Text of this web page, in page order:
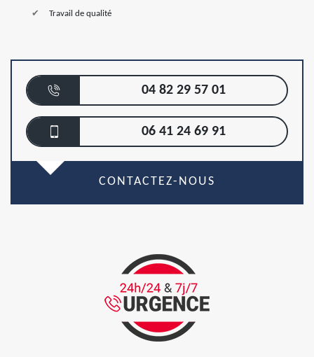
Travail de qualité
04 82 29 57 01
06 41 24 69 91
CONTACTEZ-NOUS